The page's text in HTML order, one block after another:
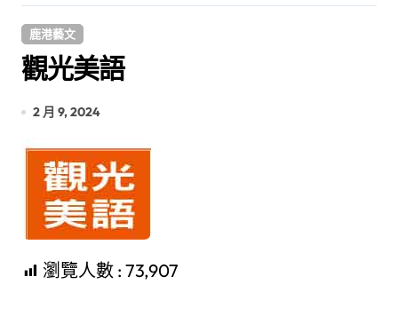
鹿港藝文
觀光美語
2 月 9, 2024
瀏覽人數 : 73,907